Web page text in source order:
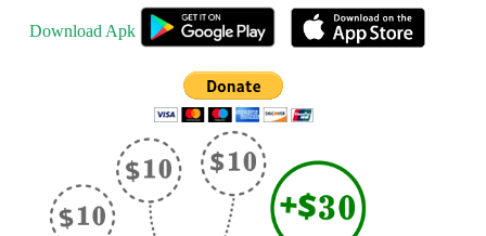
Download Apk